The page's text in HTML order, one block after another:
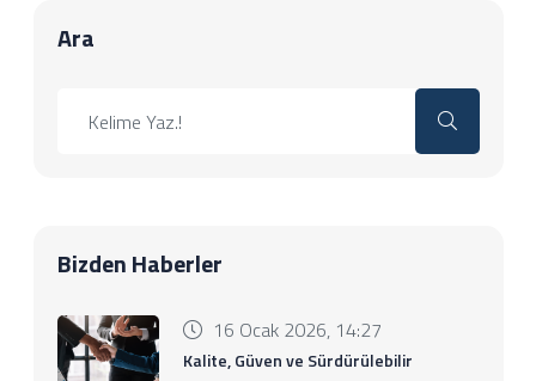
Ara
Bizden Haberler
16 Ocak 2026, 14:27
Kalite, Güven ve Sürdürülebilir